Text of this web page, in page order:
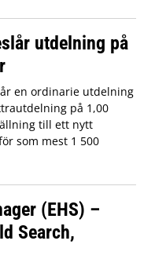
utdelning på
en ordinarie utdelning
på 1,00
till ett nytt
som mest 1 500
(EHS) –
Search,